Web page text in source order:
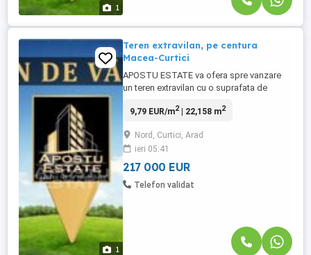
1
1
Teren extravilan, pe centura
Macea-Curtici
APOSTU ESTATE va ofera spre vanzare
un teren extravilan cu o suprafata de
soseaua de centura Curtici- Macea.
beneficiaza de un front stradal de 36 ml.
Terenul este amplasat la sosea, pe
centura Curtici- Macea. Este foarte ...
9,79 EUR/m2| 22,158 m2
Nord, Curtici, Arad
ieri 05:41
217 000 EUR
Telefon validat